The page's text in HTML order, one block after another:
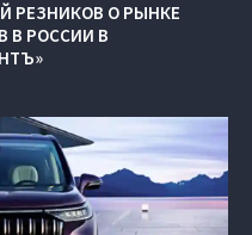
РЕЗНИКОВ О РЫНКЕ
В РОССИИ В